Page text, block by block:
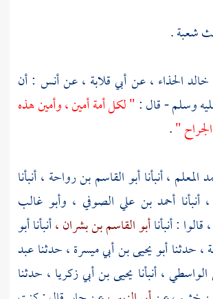
شعبة .
خالد الحذاء ،عنأبي قلابة ،عنأنس : أن
وسلم - قال :" لكل أمة أمين ، وأمين هذه
"
.
المعلم ،أنبأناأبو القاسم بن رواحة ،أنبأنا
،أنبأنا أحمد بن علي الصوفي ، وأبو غالب
: أنبأناأبو القاسم بن بشران ،أنبأناأبو
،حدثناأبو يحيى بن أبي ميسرة ،حدثناعبد
،أنبأنا يحيى بن أبي زكريا ، حدثنا